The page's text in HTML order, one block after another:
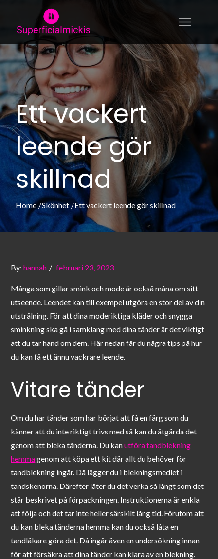
content
superficialmickis.se
En sida för dig som gillar mode &
skönhet
Ett vackert
leende gör
skillnad
Home Skönhet Ett vackert leende gör skillnad
By:hannah
Posted
februari 23, 2023
Många som gillar smink och mode är också måna om sitt
utseende. Leendet kan till exempel utgöra en stor del av din
utstrålning. För att dina moderiktiga kläder och snygga
sminkning ska gå i samklang med dina tänder är det viktigt
att du tar hand om dem. Här nedan får du några tips på hur
du kan få ett ännu vackrare leende.
Vitare tänder
Om du har tänder som har börjat att få en färg som du
känner att du inte riktigt trivs med så kan du åtgärda det
genom att bleka tänderna. Du kanutföra tandblekning
hemmagenom att köpa ett kit där allt du behöver för
tandblekning ingår. Då lägger du i blekningsmedlet i
tandskenorna. Därefter låter du det verka så långt som det
står beskrivet på förpackningen. Instruktionerna är enkla
att följa och det tar inte heller särskilt lång tid. Förutom att
du kan bleka tänderna hemma kan du också låta en
tandläkare göra det. Då ingår även en undersökning innan
för att försäkra att dina tänder kan klara av en blekning.